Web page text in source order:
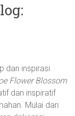
dan inspirasi
Flower Blossom
dan inspiratif
Mulai dari